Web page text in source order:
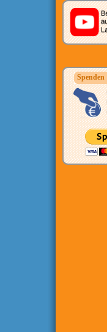
Spenden